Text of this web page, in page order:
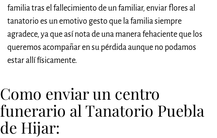
familia tras el fallecimiento de un familiar, enviar flores al
tanatorio es un emotivo gesto que la familia siempre
agradece, ya que así nota de una manera fehaciente que los
queremos acompañar en su pérdida aunque no podamos
estar allí físicamente.
Como enviar un centro
funerario al Tanatorio Puebla
de Hijar: